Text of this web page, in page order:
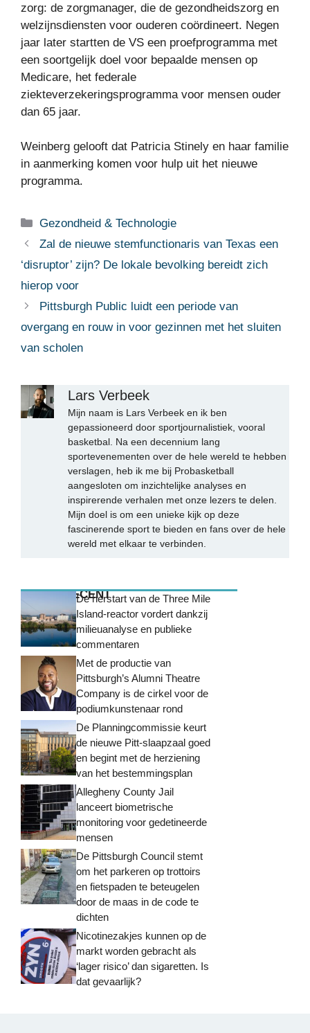
zorg: de zorgmanager, die de gezondheidszorg en
welzijnsdiensten voor ouderen coördineert. Negen
jaar later startten de VS een proefprogramma met
een soortgelijk doel voor bepaalde mensen op
Medicare, het federale
ziekteverzekeringsprogramma voor mensen ouder
dan 65 jaar.
Weinberg gelooft dat Patricia Stinely en haar familie
in aanmerking komen voor hulp uit het nieuwe
programma.
Categorieën
Gezondheid & Technologie
Zal de nieuwe stemfunctionaris van Texas een
‘disruptor’ zijn? De lokale bevolking bereidt zich
hierop voor
Pittsburgh Public luidt een periode van
overgang en rouw in voor gezinnen met het sluiten
van scholen
Lars Verbeek
Mijn naam is Lars Verbeek en ik ben
gepassioneerd door sportjournalistiek, vooral
basketbal. Na een decennium lang
sportevenementen over de hele wereld te hebben
verslagen, heb ik me bij Probasketball
aangesloten om inzichtelijke analyses en
inspirerende verhalen met onze lezers te delen.
Mijn doel is om een unieke kijk op deze
fascinerende sport te bieden en fans over de hele
wereld met elkaar te verbinden.
MEEST RECENTDe herstart van de Three Mile
Island-reactor vordert dankzij
milieuanalyse en publieke
commentaren
Met de productie van
Pittsburgh’s Alumni Theatre
Company is de cirkel voor de
podiumkunstenaar rond
De Planningcommissie keurt
de nieuwe Pitt-slaapzaal goed
en begint met de herziening
van het bestemmingsplan
Allegheny County Jail
lanceert biometrische
monitoring voor gedetineerde
mensen
De Pittsburgh Council stemt
om het parkeren op trottoirs
en fietspaden te beteugelen
door de maas in de code te
dichten
Nicotinezakjes kunnen op de
markt worden gebracht als
‘lager risico’ dan sigaretten. Is
dat gevaarlijk?